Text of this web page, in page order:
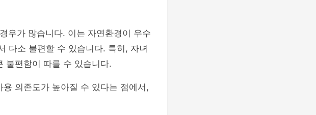
우가 많습니다. 이는 자연환경이 우수
다소 불편할 수 있습니다. 특히, 자녀
불편함이 따를 수 있습니다.
용 의존도가 높아질 수 있다는 점에서,